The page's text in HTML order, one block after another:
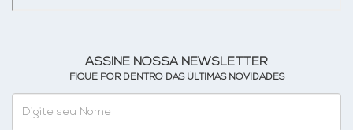
ASSINE NOSSA NEWSLETTER
FIQUE POR DENTRO DAS ÚLTIMAS NOVIDADES